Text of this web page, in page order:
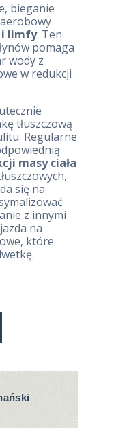
bieganie
i limfy. Ten
pomaga
wody z
w redukcji
tłuszczową
Regularne
masy ciała
się na
z innymi
na
które